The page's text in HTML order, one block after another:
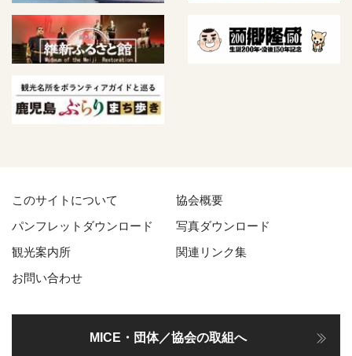
このサイトについて
協会概要
パンフレットダウンロード
写真ダウンロード
観光案内所
関連リンク集
お問い合わせ
MICE・団体／協会の取組へ